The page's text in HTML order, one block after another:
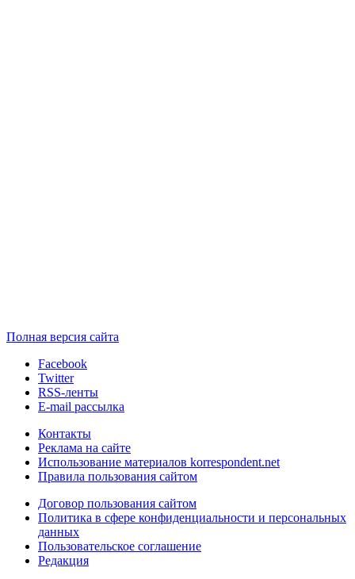
Полная версия сайта
Facebook
Twitter
RSS-ленты
E-mail рассылка
Контакты
Реклама на сайте
Использование материалов korrespondent.net
Правила пользования сайтом
Договор пользования сайтом
Политика в сфере конфиденциальности и персональных
данных
Пользовательское соглашение
Редакция